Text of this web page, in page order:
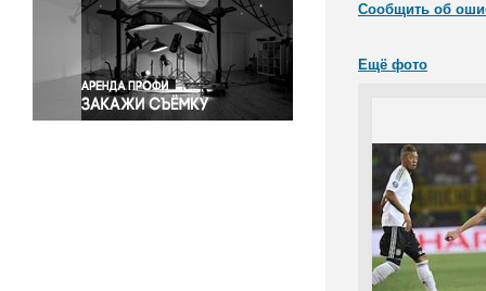
Спорт
Экология
Экономика и бизнес
Сообщить об
Ещё фото